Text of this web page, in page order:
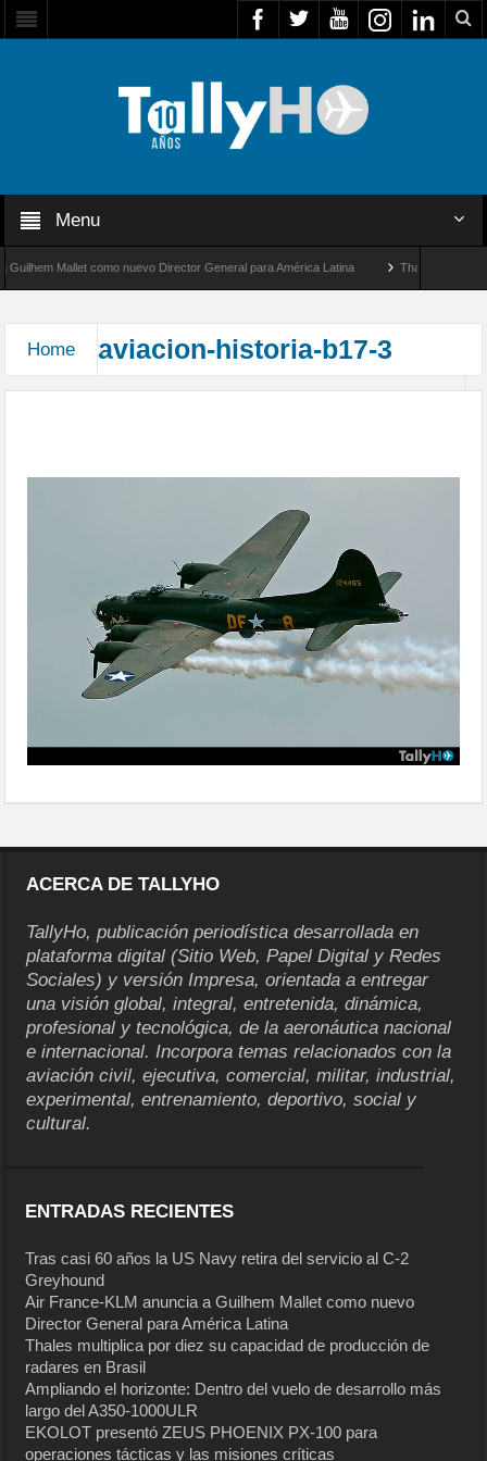
Menu
Mallet como nuevo Director General para América Latina Thales multiplica
Home aviacion-historia-b17-3
ACERCA DE TALLYHO
TallyHo, publicación periodística desarrollada en
plataforma digital (Sitio Web, Papel Digital y Redes
Sociales) y versión Impresa, orientada a entregar
una visión global, integral, entretenida, dinámica,
profesional y tecnológica, de la aeronáutica nacional
e internacional. Incorpora temas relacionados con la
aviación civil, ejecutiva, comercial, militar, industrial,
experimental, entrenamiento, deportivo, social y
cultural.
ENTRADAS RECIENTES
Tras casi 60 años la US Navy retira del servicio al C-2
Greyhound
Air France-KLM anuncia a Guilhem Mallet como nuevo
Director General para América Latina
Thales multiplica por diez su capacidad de producción de
radares en Brasil
Ampliando el horizonte: Dentro del vuelo de desarrollo más
largo del A350-1000ULR
EKOLOT presentó ZEUS PHOENIX PX-100 para
operaciones tácticas y las misiones críticas